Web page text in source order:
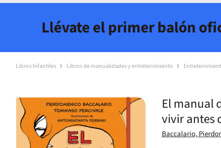
Llévate el primer balón
Libros Infantiles Libros de manualidades y entretenimiento
El manual
vivir antes
Baccalario,